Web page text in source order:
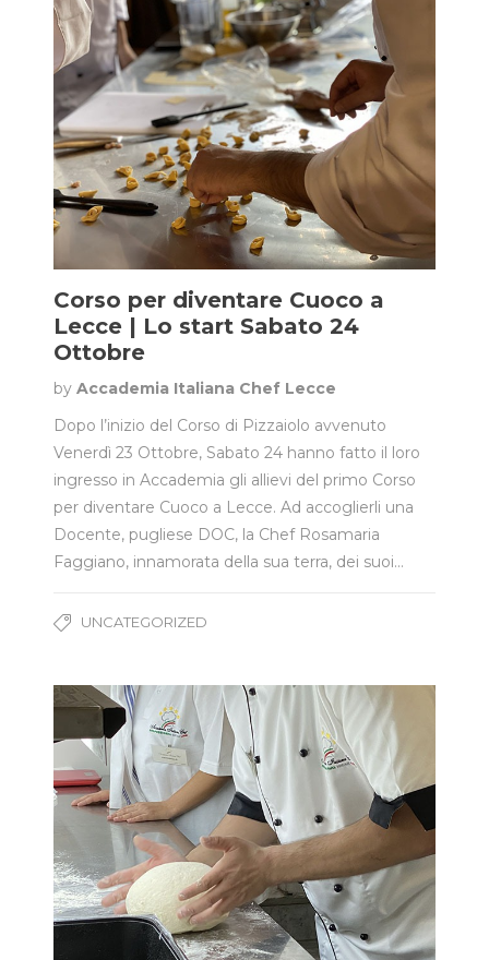
Corso per diventare Cuoco a
Lecce | Lo start Sabato 24
Ottobre
by Accademia Italiana Chef Lecce
Dopo l’inizio del Corso di Pizzaiolo avvenuto
Venerdì 23 Ottobre, Sabato 24 hanno fatto il loro
ingresso in Accademia gli allievi del primo Corso
per diventare Cuoco a Lecce. Ad accoglierli una
Docente, pugliese DOC, la Chef Rosamaria
Faggiano, innamorata della sua terra, dei suoi…
UNCATEGORIZED